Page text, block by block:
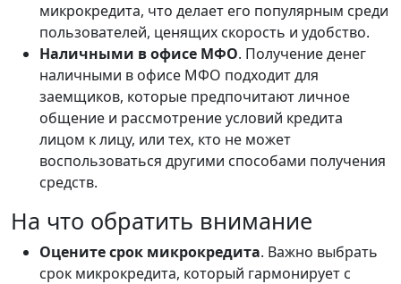
микрокредита, что делает его популярным среди
пользователей, ценящих скорость и удобство.
Наличными в офисе МФО. Получение денег
наличными в офисе МФО подходит для
заемщиков, которые предпочитают личное
общение и рассмотрение условий кредита
лицом к лицу, или тех, кто не может
воспользоваться другими способами получения
средств.
На что обратить внимание
Оцените срок микрокредита. Важно выбрать
срок микрокредита, который гармонирует с